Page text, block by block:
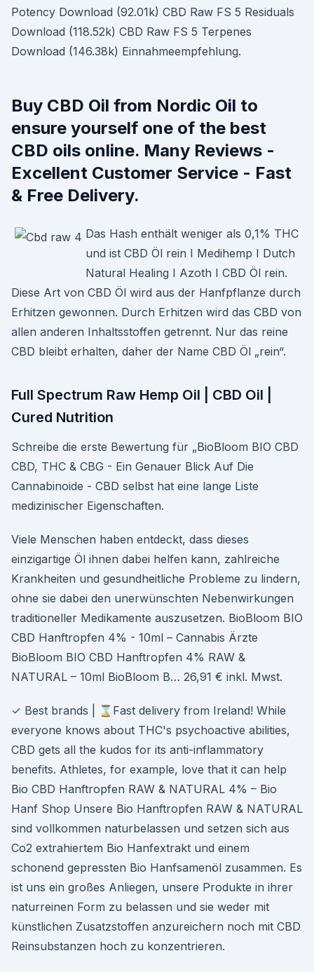
Potency Download (92.01k) CBD Raw FS 5 Residuals
Download (118.52k) CBD Raw FS 5 Terpenes
Download (146.38k) Einnahmeempfehlung.
Buy CBD Oil from Nordic Oil to
ensure yourself one of the best
CBD oils online. Many Reviews -
Excellent Customer Service - Fast
& Free Delivery.
Das Hash enthält weniger als 0,1% THC
und ist CBD Öl rein I Medihemp I Dutch
Natural Healing I Azoth I CBD Öl rein.
Diese Art von CBD Öl wird aus der Hanfpflanze durch
Erhitzen gewonnen. Durch Erhitzen wird das CBD von
allen anderen Inhaltsstoffen getrennt. Nur das reine
CBD bleibt erhalten, daher der Name CBD Öl „rein“.
Full Spectrum Raw Hemp Oil | CBD Oil |
Cured Nutrition
Schreibe die erste Bewertung für „BioBloom BIO CBD
CBD, THC & CBG - Ein Genauer Blick Auf Die
Cannabinoide - CBD selbst hat eine lange Liste
medizinischer Eigenschaften.
Viele Menschen haben entdeckt, dass dieses
einzigartige Öl ihnen dabei helfen kann, zahlreiche
Krankheiten und gesundheitliche Probleme zu lindern,
ohne sie dabei den unerwünschten Nebenwirkungen
traditioneller Medikamente auszusetzen. BioBloom BIO
CBD Hanftropfen 4% - 10ml – Cannabis Ärzte
BioBloom BIO CBD Hanftropfen 4% RAW &
NATURAL – 10ml BioBloom B… 26,91 € inkl. Mwst.
✓ Best brands | ⌛Fast delivery from Ireland! While
everyone knows about THC's psychoactive abilities,
CBD gets all the kudos for its anti-inflammatory
benefits. Athletes, for example, love that it can help
Bio CBD Hanftropfen RAW & NATURAL 4% – Bio
Hanf Shop Unsere Bio Hanftropfen RAW & NATURAL
sind vollkommen naturbelassen und setzen sich aus
Co2 extrahiertem Bio Hanfextrakt und einem
schonend gepressten Bio Hanfsamenöl zusammen. Es
ist uns ein großes Anliegen, unsere Produkte in ihrer
naturreinen Form zu belassen und sie weder mit
künstlichen Zusatzstoffen anzureichern noch mit CBD
Reinsubstanzen hoch zu konzentrieren.